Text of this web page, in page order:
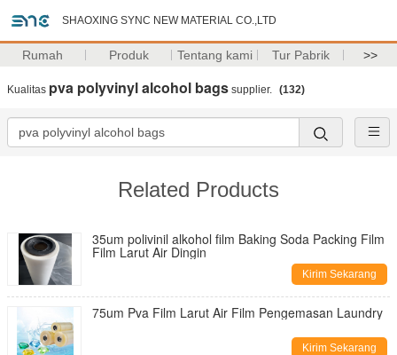
SHAOXING SYNC NEW MATERIAL CO.,LTD
Rumah Produk Tentang kami Tur Pabrik >>
Kualitas pva polyvinyl alcohol bags supplier. (132)
Related Products
35um polivinil alkohol film Baking Soda Packing Film
Film Larut Air Dingin
Kirim Sekarang
75um Pva Film Larut Air Film Pengemasan Laundry
Kirim Sekarang